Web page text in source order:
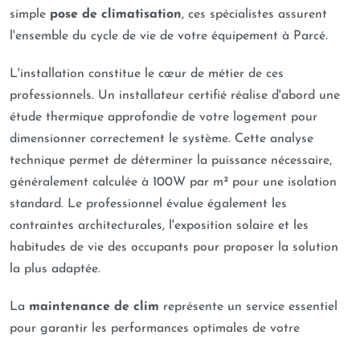
simple pose de climatisation, ces spécialistes assurent
l'ensemble du cycle de vie de votre équipement à Parcé.
L'installation constitue le cœur de métier de ces
professionnels. Un installateur certifié réalise d'abord une
étude thermique approfondie de votre logement pour
dimensionner correctement le système. Cette analyse
technique permet de déterminer la puissance nécessaire,
généralement calculée à 100W par m² pour une isolation
standard. Le professionnel évalue également les
contraintes architecturales, l'exposition solaire et les
habitudes de vie des occupants pour proposer la solution
la plus adaptée.
La maintenance de clim représente un service essentiel
pour garantir les performances optimales de votre